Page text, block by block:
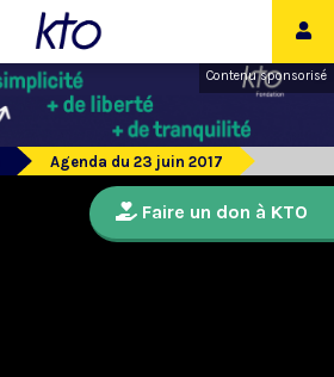
Contenu sponsorisé
Agenda du 23 juin 2017
Faire un don à KTO